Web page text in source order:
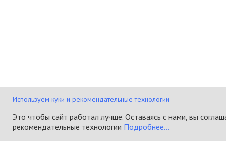
Используем куки и рекомендательные технологии
Это чтобы сайт работал лучше. Оставаясь с нами, вы
рекомендательные технологии Подробнее...